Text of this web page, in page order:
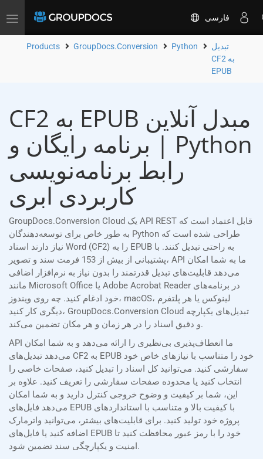
Toggle
فارسی
Products GroupDocs.Conversion Python
تبدیل
CF2 به
EPUB
CF2 به EPUB مبدل آنلاین
| برنامه رایگان و Python
رابط برنامه‌نویسی
کاربردی ابری
GroupDocs.Conversion Cloud یک API REST قابل اعتماد است که
به طور خاص برای توسعه‌دهندگان Python طراحی شده است که
نیاز دارند اسناد Word (CF2) را به EPUB به راحتی تبدیل کنند. با
پشتیبانی از بیش از 153 فرمت سند و تصویر، API ما به شما امکان
می‌دهد قابلیت‌های تبدیل قدرتمند را بدون نیاز به نرم‌افزار اضافی
مانند Microsoft Office یا Adobe Acrobat Reader در برنامه‌های
خود ادغام کنید. چه روی ویندوز، macOS، لینوکس یا هر پلتفرم
دیگری کار کنید، GroupDocs.Conversion Cloud تبدیل‌های یکپارچه
و دقیق اسناد را در هر زمان و هر مکان تضمین می‌کند.
API ما انعطاف‌پذیری بی‌نظیری را ارائه می‌دهد و به شما امکان
می‌دهد تبدیل‌های CF2 به EPUB خود را متناسب با نیازهای خاص خود
سفارشی کنید. می‌توانید کل اسناد را تبدیل کنید، صفحات خاصی را
انتخاب کنید یا محدوده صفحات سفارشی را تعریف کنید. علاوه بر
این، شما بر کیفیت و وضوح خروجی کنترل دارید و به شما امکان
می‌دهد فایل‌های EPUB با کیفیت بالا و متناسب با استانداردهای
پروژه خود تولید کنید. برای قابلیت‌های بیشتر، می‌توانید واترمارک
اضافه کنید یا فایل‌های EPUB خود را با رمز عبور محافظت کنید تا
امنیت و یکپارچگی سند تضمین شود.